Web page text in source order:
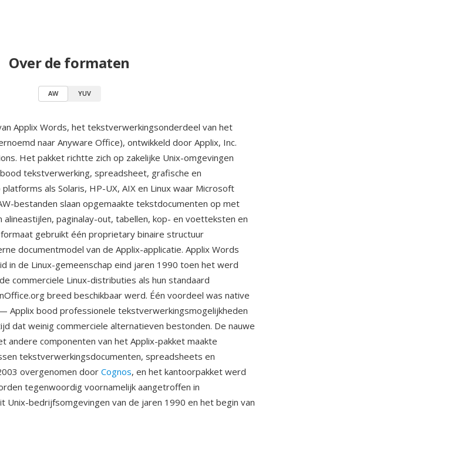
Over de formaten
AW YUV
Applix Words, het tekstverwerkingsonderdeel van het
naar Anyware Office), ontwikkeld door Applix, Inc.
Het pakket richtte zich op zakelijke Unix-omgevingen
tekstverwerking, spreadsheet, grafische en
als Solaris, HP-UX, AIX en Linux waar Microsoft
bestanden slaan opgemaakte tekstdocumenten op met
paginalay-out, tabellen, kop- en voetteksten en
gebruikt één proprietary binaire structuur
documentmodel van de Applix-applicatie. Applix Words
in de Linux-gemeenschap eind jaren 1990 toen het werd
commerciele Linux-distributies als hun standaard
breed beschikbaar werd. Één voordeel was native
Applix bood professionele tekstverwerkingsmogelijkheden
dat weinig commerciele alternatieven bestonden. De nauwe
andere componenten van het Applix-pakket maakte
tekstverwerkingsdocumenten, spreadsheets en
overgenomen door Cognos, en het kantoorpakket werd
tegenwoordig voornamelijk aangetroffen in
Unix-bedrijfsomgevingen van de jaren 1990 en het begin van